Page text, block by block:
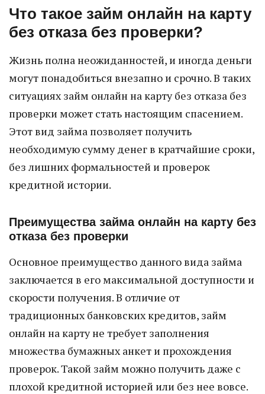
Что такое займ онлайн на карту
без отказа без проверки?
Жизнь полна неожиданностей, и иногда деньги
могут понадобиться внезапно и срочно. В таких
ситуациях займ онлайн на карту без отказа без
проверки может стать настоящим спасением.
Этот вид займа позволяет получить
необходимую сумму денег в кратчайшие сроки,
без лишних формальностей и проверок
кредитной истории.
Преимущества займа онлайн на карту без
отказа без проверки
Основное преимущество данного вида займа
заключается в его максимальной доступности и
скорости получения. В отличие от
традиционных банковских кредитов, займ
онлайн на карту не требует заполнения
множества бумажных анкет и прохождения
проверок. Такой займ можно получить даже с
плохой кредитной историей или без нее вовсе.